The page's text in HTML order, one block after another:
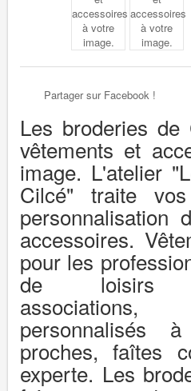
Partager sur Facebook !
Les broderies
vêtements et
image. L'atelier
Cilcé" traite
personnalisation
accessoires.
pour les
de loisirs
proches, faîtes
experte. Les